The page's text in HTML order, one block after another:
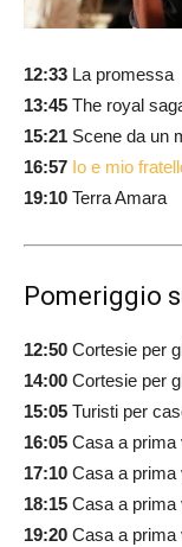
12:33 La promessa
13:45 The royal
15:21 Scene da un
16:57 Io e mio
19:10 Terra Amara
Pomeriggio
12:50 Cortesie per
14:00 Cortesie per
15:05 Turisti per
16:05 Casa a prima
17:10 Casa a prima
18:15 Casa a prima
19:20 Casa a prima